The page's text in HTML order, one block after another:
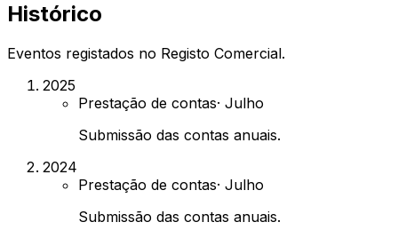
Histórico
Eventos registados no Registo Comercial.
2025
Prestação de contas· Julho
Submissão das contas anuais.
2024
Prestação de contas· Julho
Submissão das contas anuais.